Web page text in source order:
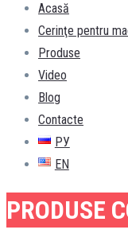
Acasă
Cerinţe pentru
Produse
Video
Blog
Contacte
РУ
EN
PRODUSE